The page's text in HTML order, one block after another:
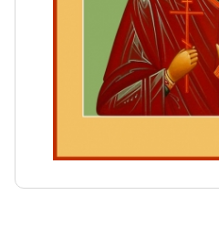
Ювелирные изделия